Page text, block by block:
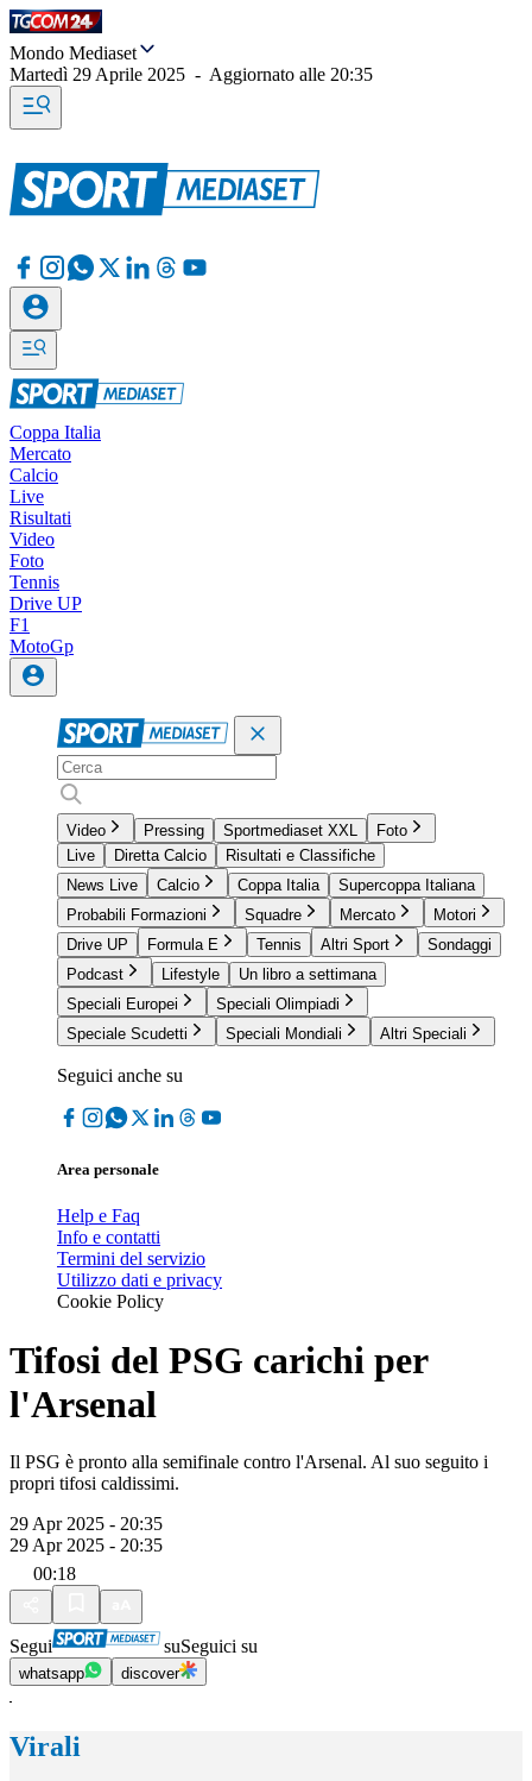
Mondo Mediaset
Martedì 29 Aprile 2025 - Aggiornato alle 20:35
Coppa Italia
Mercato
Calcio
Live
Risultati
Video
Foto
Tennis
Drive UP
F1
MotoGp
Video Pressing Sportmediaset XXL
Foto
Live
Diretta Calcio
Risultati e Classifiche
News Live
Calcio Coppa Italia
Supercoppa Italiana
Probabili Formazioni
Squadre Mercato
Motori
Drive UP
Formula E Tennis Altri Sport
Sondaggi
Podcast
Lifestyle
Un libro a settimana
Speciali Europei
Speciali Olimpiadi
Speciale Scudetti
Speciali Mondiali Altri Speciali
Seguici anche su
Area personale
Help e Faq
Info e contatti
Termini del servizio
Utilizzo dati e privacy
Cookie Policy
Tifosi del PSG carichi per
l'Arsenal
Il PSG è pronto alla semifinale contro l'Arsenal. Al suo seguito i
propri tifosi caldissimi.
29 Apr 2025 - 20:35
29 Apr 2025 - 20:35
00:18
Segui suSeguici su
whatsapp discover
Virali